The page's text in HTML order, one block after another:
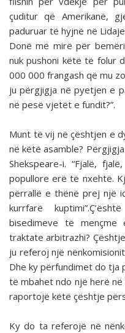
çuditur që Amerikanë,
paduruar të hyjnë në
Donë më mirë për
nuk pushoni këtë të folur
000 000 frangash që mu
ju përgjigja në pyetjen e
në pesë vjetët e fundit?”.
Munt të vij në çështjen e
në këtë asamble?
Shekspeare-i. “Fjalë,
popullore erë të nxehtë.
përrallë e thënë prej një
kurrfarë
bisedimeve të
traktate arbitrazhi?
ju referoj një
Dhe ky përfundimet do tja
të mbahet ndo një herë
raportojë këtë çështje
Ky do ta referojë në